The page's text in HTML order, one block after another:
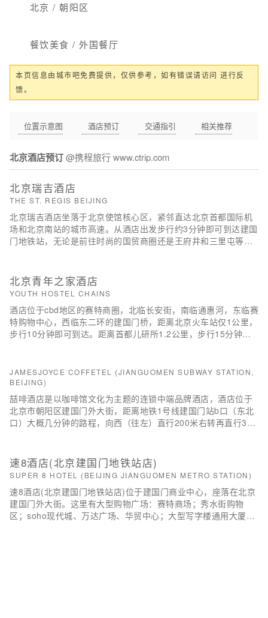
北京 / 朝阳区
餐饮美食 / 外国餐厅
本页信息由城市吧免费提供，仅供参考，如有错误请访问 进行反
馈。
位置示意图 酒店预订 交通指引 相关推荐
北京酒店预订@携程旅行 www.ctrip.com
北京瑞吉酒店
THE ST. REGIS BEIJING
北京瑞吉酒店坐落于北京使馆核心区，紧邻直达北京首都国际机
场和北京南站的城市高速。从酒店出发步行约3分钟即可到达建国
门地铁站，无论是前往时尚的国贸商圈还是王府井和三里屯等繁
北京青年之家酒店
YOUTH HOSTEL CHAINS
酒店位于cbd地区的赛特商圈，北临长安街，南临通惠河，东临赛
特购物中心，西临东二环的建国门桥，距离北京火车站仅1公里，
步行10分钟即可到达。距离首都儿研所1.2公里，步行15分钟路
单等旅游景点和购物中心。距离北京协和医院、北京医院、同仁
医院只有2公里的路程，酒店位置优越，交通便捷，二环路上公交
车站有52路、特2路、44路、122路等，长安街上有1路、99路、
120路、126路、43路、728路等，地铁1号线、2号线在建国门站
下车即可到达本酒店。
JAMESJOYCE COFFETEL (JIANGUOMEN SUBWAY STATION,
BEIJING)
喆啡酒店是以咖啡馆文化为主题的连锁中端品牌酒店，酒店位于
北京市朝阳区建国门外大街，距离地铁1号线建国门站b口（东北
口）大概几分钟的路程，向西（往左）直行200米右转再直行300
院直线距离2公里左右，打车约10几分钟。距离北京协和医院直
线距离2.3公里，骑行约15分钟，非常方便。景点距离天安门、故
宫、前门大街、人民大会堂、杜莎夫人蜡像馆、大栅栏商业区等
景区大概3.5公里，地铁4站地即可到达。天坛公园4站地，乘坐地
铁2号线，十分便利。酒店周边饮食丰富：老北京春饼（出门左
转），秋樱日……
速8酒店(北京建国门地铁站店)
SUPER 8 HOTEL (BEIJING JIANGUOMEN METRO STATION)
速8酒店(北京建国门地铁站店)位于建国门商业中心，座落在北京
建国门外大街。这里有大型购物广场：赛特商场；秀水街购物
区；soho现代城、万达广场、华贸中心；大型写字楼通用大厦、l